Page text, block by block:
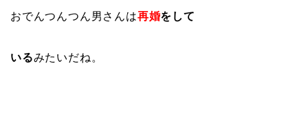
おでんつんつん男さんは再婚をして
いるみたいだね。